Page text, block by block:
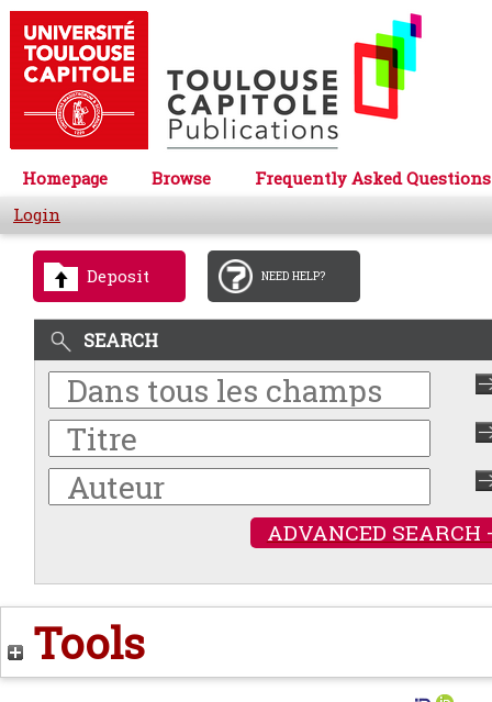
Homepage Browse
Frequently Asked Questions
Login
Deposit NEED HELP?
SEARCH
ADVANCED SEARCH
Tools